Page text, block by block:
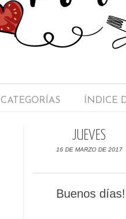
CATEGORÍAS ÍNDICE
JUEVES
16 DE MARZO DE 2017
Buenos días!